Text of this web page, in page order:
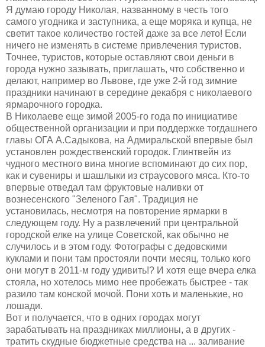
Я думаю городу Николая, названному в честь того
самого угодника и заступника, а еще моряка и купца, не
светит такое количество гостей даже за все лето! Если
ничего не изменять в системе привлечения туристов.
Точнее, туристов, которые оставляют свои деньги в
города нужно зазывать, приглашать, что собственно и
делают, например во Львове, где уже 2-й год зимние
праздники начинают в середине декабря с николаевого
ярмарочного городка.
В Николаеве еще зимой 2005-го года по инициативе
общественной организации и при поддержке тогдашнего
главы ОГА А.Садыкова, на Адмиральской впервые был
установлен рождественский городок. Глинтвейн из
чудного местного вина многие вспоминают до сих пор,
как и сувениры и шашлыки из страусового мяса. Кто-то
впервые отведал там фруктовые наливки от
вознесенского "Зеленого Гая". Традиция не
установилась, несмотря на повторение ярмарки в
следующем году. Ну а развлечений при центральной
городской елке на улице Советской, как обычно не
случилось и в этом году. Фотографы с дедовскими
куклами и пони там простояли почти месяц, только кого
они могут в 2011-м году удивить!? И хотя еще вчера елка
стояла, но хотелось мимо нее пробежать быстрее - так
разило там конской мочой. Пони хоть и маленькие, но
лошади.
Вот и получается, что в одних городах могут
зарабатывать на праздниках миллионы, а в других -
тратить скудные бюджетные средства на ... заливание